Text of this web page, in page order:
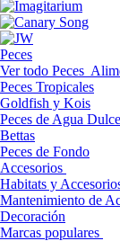
Peces
Ver todo Peces
Peces Tropicales
Goldfish y Kois
Peces de Agua Dulce
Bettas
Peces de Fondo
Accesorios
Habitats y
Mantenimiento de
Decoración
Marcas populares